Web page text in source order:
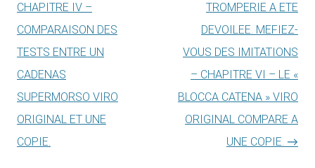
CHAPITRE IV –
COMPARAISON DES
TESTS ENTRE UN
CADENAS
SUPERMORSO VIRO
ORIGINAL ET UNE
COPIE.
TROMPERIE A ETE
DEVOILEE. MEFIEZ-
VOUS DES IMITATIONS
– CHAPITRE VI – LE «
BLOCCA CATENA » VIRO
ORIGINAL COMPARE A
UNE COPIE. →